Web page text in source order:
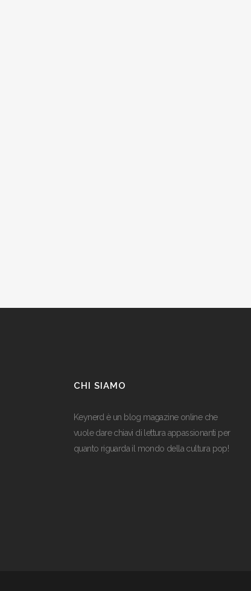
CHI SIAMO
Keynerd è un blog magazine online che
vuole dare chiavi di lettura appassionanti per
quanto riguarda il mondo della cultura pop!